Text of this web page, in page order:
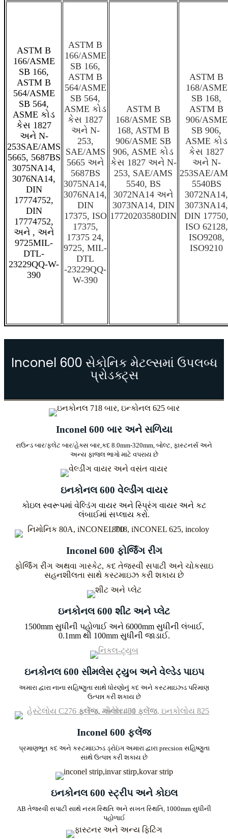
ASTM B
166/ASME
SB 166,
ASTM B
564/ASME
SB 564,
ASME કોડ
કેસ 1827
અને N-
253SAE/AMS
5665, 5687BS
3075NA14,
3076NA14,
DIN
17774752,
DIN
17774752,
અને , અને
9725MIL-
DTL-
23229QQ-W-
390
ASTM B
166/ASME
SB 166,
ASTM B
564/ASME
SB 564,
ASME કોડ
કેસ 1827
અને N-
253,
SAE/AMS
5665 અને
5687BS
3075NA14,
3076NA14,
DIN
17375, ISO
17375,
17375 24,
9725, MIL-
DTL
-23229QQ-
W-390
ASTM B
168/ASME SB
168, ASTM B
906/ASME SB
906, ASME કોડ
કેસ 1827 અને N-
253, SAE/AMS
5540, BS
3072NA14 અને
3073NA14, DIN
17720203580DIN
ASTM B
168/ASME
SB 168,
ASTM B
906/ASME
SB 906,
ASME કોડ
કેસ 1827
અને N-
253SAE/
5540BS
3072NA14,
3073NA14,
DIN 17750,
ISO 62128,
ISO9208,
ISO9210
Inconel 600 સેકોનિક મેટલ્સમાં ઉપલબ્ધ
પ્રોડક્ટ્સ
Inconel 600 બાર અને સળિયા
રાઉન્ડ બાર/ફ્લેટ બાર/હેક્સ બાર,કદ 8.0mm-320mm, બોલ્ટ, ફાસ્ટનર્સ અને
અન્ય ફાજલ ભાગો માટે વપરાય છે
ઇનકોનલ 600 વેલ્ડીંગ વાયર
કોઇલ સ્વરૂપમાં વેલ્ડિંગ વાયર અને સ્પ્રિંગ વાયર અને કટ
લંબાઈમાં સપ્લાય કરો.
Inconel 600 ફોર્જિંગ રીંગ
ફોર્જિંગ રીંગ અથવા ગાસ્કેટ, કદ તેજસ્વી સપાટી અને ચોકસાઇ
સહનશીલતા સાથે કસ્ટમાઇઝ કરી શકાય છે
ઇનકોનલ 600 શીટ અને પ્લેટ
1500mm સુધીની પહોળાઈ અને 6000mm સુધીની લંબાઈ,
0.1mm થી 100mm સુધીની જાડાઈ.
ઇનકોનલ 600 સીમલેસ ટ્યુબ અને વેલ્ડેડ પાઇપ
અમારા દ્વારા નાના સહિષ્ણુતા સાથે ધોરણોનું કદ અને કસ્ટમાઇઝ્ડ પરિમાણ
ઉત્પન્ન કરી શકાય છે
Inconel 600 ફ્લેંજ
પ્રમાણભૂત કદ અને કસ્ટમાઇઝ્ડ ડ્રોઇંગ અમારા દ્વારા precsion સહિષ્ણુતા
સાથે ઉત્પન્ન કરી શકાય છે
ઇનકોનલ 600 સ્ટ્રીપ અને કોઇલ
AB તેજસ્વી સપાટી સાથે નરમ સ્થિતિ અને સખત સ્થિતિ, 1000mm સુધીની
પહોળાઈ